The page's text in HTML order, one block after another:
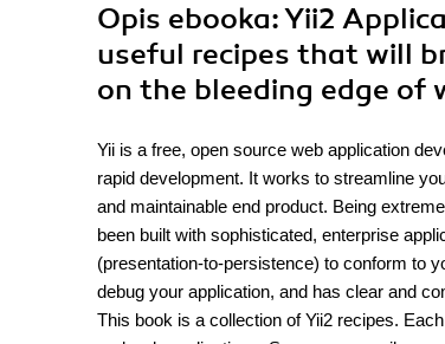
Opis ebooka: Yii2
useful recipes that will
on the bleeding edge of
Yii is a free, open source web application
rapid development. It works to streamline
and maintainable end product. Being
been built with sophisticated, enterprise
(presentation-to-persistence) to conform to
debug your application, and has clear and
This book is a collection of Yii2 recipes.